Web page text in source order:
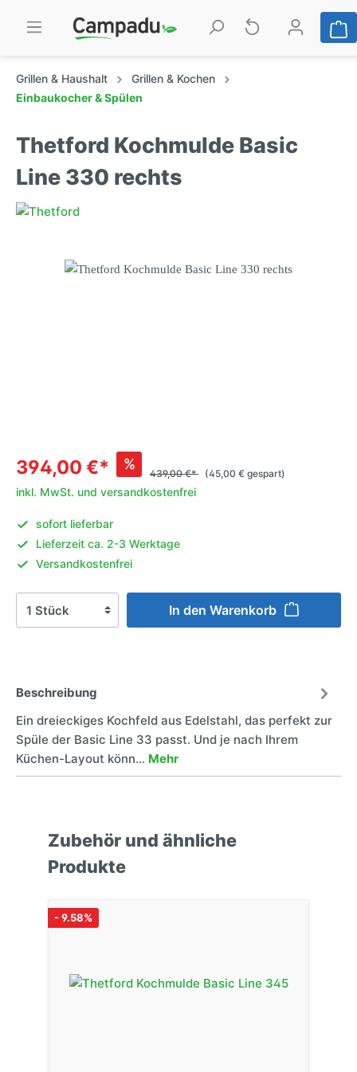
Grillen & Haushalt
Grillen & Kochen
Einbaukocher & Spülen
Thetford Kochmulde Basic
Line 330 rechts
394,00 €* %
439,00 €* (45,00 € gespart)
inkl. MwSt. und versandkostenfrei
sofort lieferbar
Lieferzeit ca. 2-3 Werktage
Versandkostenfrei
In den Warenkorb
Beschreibung
Ein dreieckiges Kochfeld aus Edelstahl, das perfekt zur
Spüle der Basic Line 33 passt. Und je nach Ihrem
Küchen-Layout könn… Mehr
Zubehör und ähnliche
Produkte
- 9.58%